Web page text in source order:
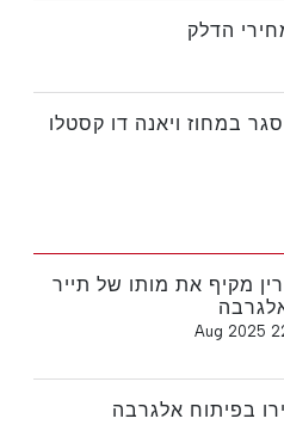
הדלק
במחוז ויאנה דו קסטלו
מקיף את מותו של תייר
22 Aug